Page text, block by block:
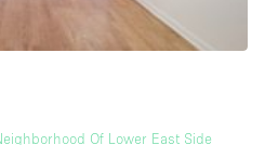
Of Lower East Side